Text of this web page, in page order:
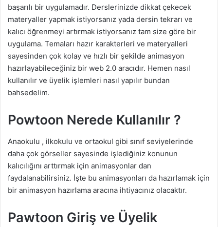
başarılı bir uygulamadır. Derslerinizde dikkat çekecek
materyaller yapmak istiyorsanız yada dersin tekrarı ve
kalıcı öğrenmeyi artırmak istiyorsanız tam size göre bir
uygulama. Temaları hazır karakterleri ve materyalleri
sayesinden çok kolay ve hızlı bir şekilde animasyon
hazırlayabileceğiniz bir web 2.0 aracıdır. Hemen nasıl
kullanılır ve üyelik işlemleri nasıl yapılır bundan
bahsedelim.
Powtoon Nerede Kullanılır ?
Anaokulu , ilkokulu ve ortaokul gibi sınıf seviyelerinde
daha çok görseller sayesinde işlediğiniz konunun
kalıcılığını arttırmak için animasyonlar dan
faydalanabilirsiniz. İşte bu animasyonları da hazırlamak için
bir animasyon hazırlama aracına ihtiyacınız olacaktır.
Pawtoon Giriş ve Üyelik